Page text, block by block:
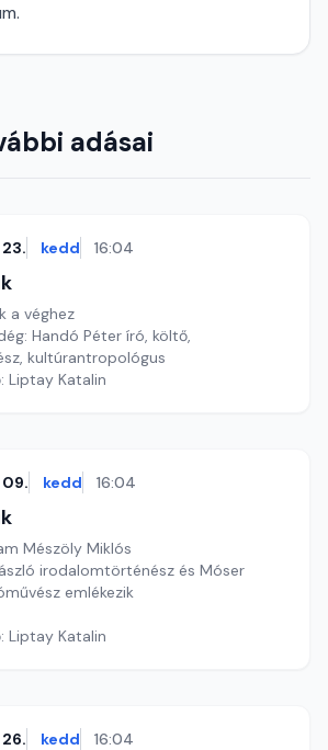
adásai
kedd 16:04
a véghez
Handó Péter író, költő,
kultúrantropológus
Liptay Katalin
kedd 16:04
Mészöly Miklós
irodalomtörténész és Móser
emlékezik
Liptay Katalin
kedd 16:04